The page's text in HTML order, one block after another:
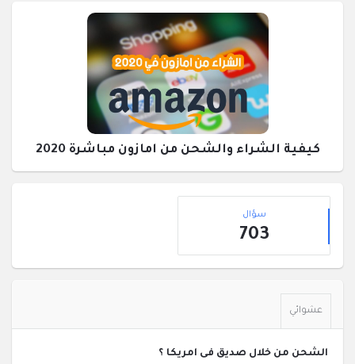
كيفية الشراء والشحن من امازون مباشرة 2020
القائمة
الجانبية
إحصائيات
سؤال
703
عشوائي
الشحن من خلال صديق فى امريكا ؟